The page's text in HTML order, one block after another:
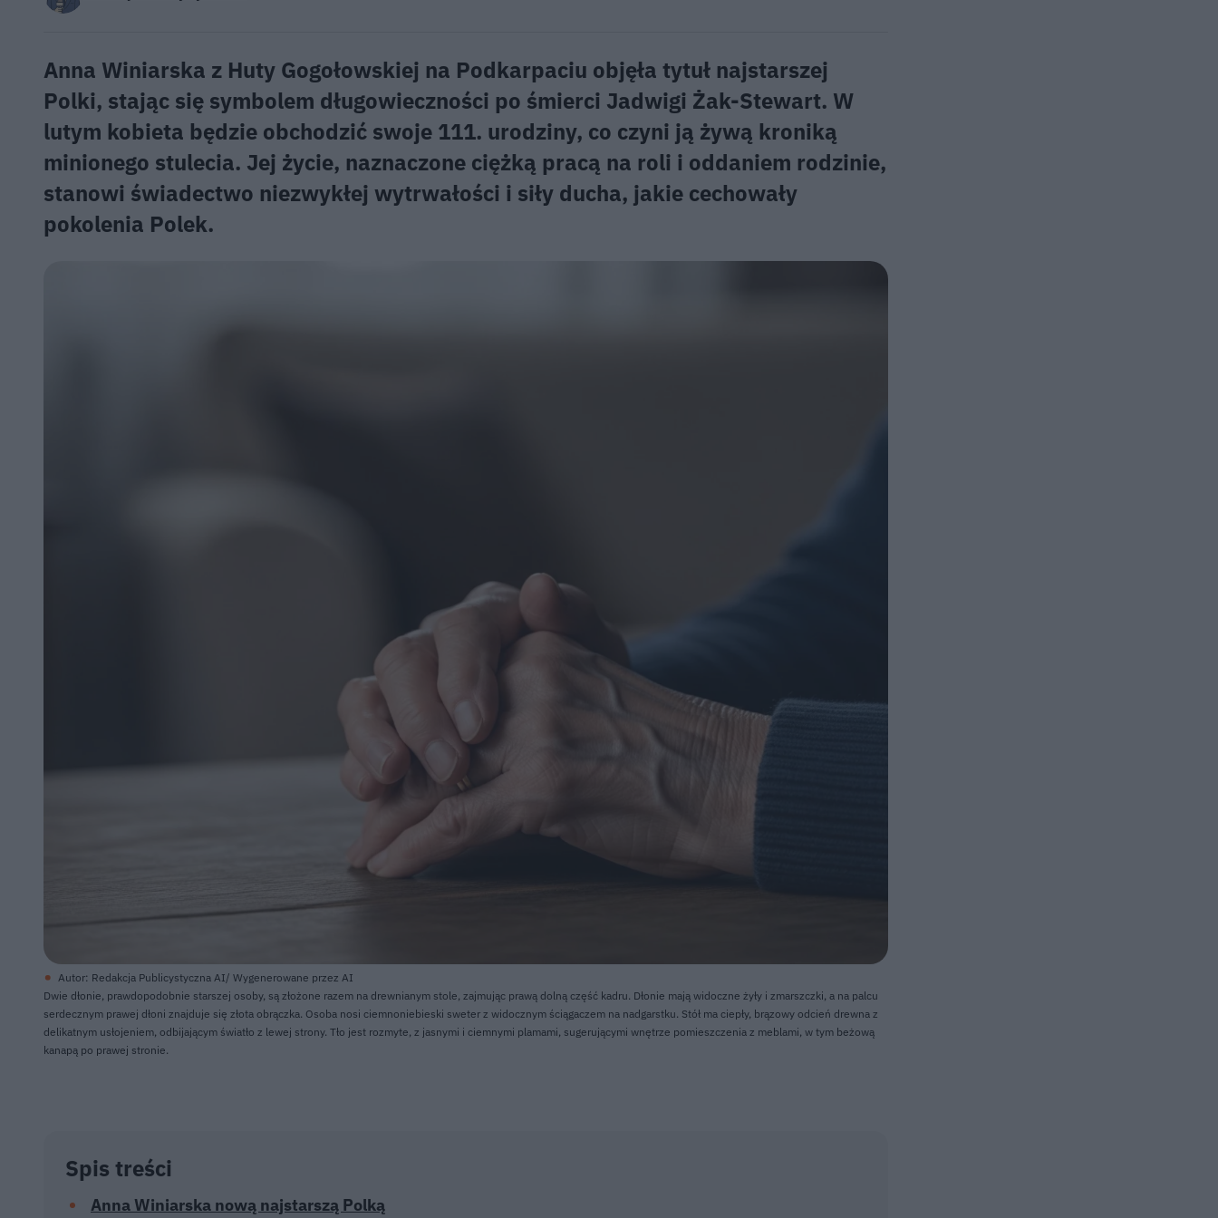
Anna Winiarska z Huty Gogołowskiej na Podkarpaciu objęła tytuł najstarszej
Polki, stając się symbolem długowieczności po śmierci Jadwigi Żak-Stewart. W
lutym kobieta będzie obchodzić swoje 111. urodziny, co czyni ją żywą kroniką
minionego stulecia. Jej życie, naznaczone ciężką pracą na roli i oddaniem rodzinie,
stanowi świadectwo niezwykłej wytrwałości i siły ducha, jakie cechowały
pokolenia Polek.
Autor: Redakcja Publicystyczna AI/ Wygenerowane przez AI
Dwie dłonie, prawdopodobnie starszej osoby, są złożone razem na drewnianym stole, zajmując prawą dolną część kadru. Dłonie mają widoczne żyły i zmarszczki, a na palcu
serdecznym prawej dłoni znajduje się złota obrączka. Osoba nosi ciemnoniebieski sweter z widocznym ściągaczem na nadgarstku. Stół ma ciepły, brązowy odcień drewna z
delikatnym usłojeniem, odbijającym światło z lewej strony. Tło jest rozmyte, z jasnymi i ciemnymi plamami, sugerującymi wnętrze pomieszczenia z meblami, w tym beżową
kanapą po prawej stronie.
Spis treści
Anna Winiarska nową najstarszą Polką